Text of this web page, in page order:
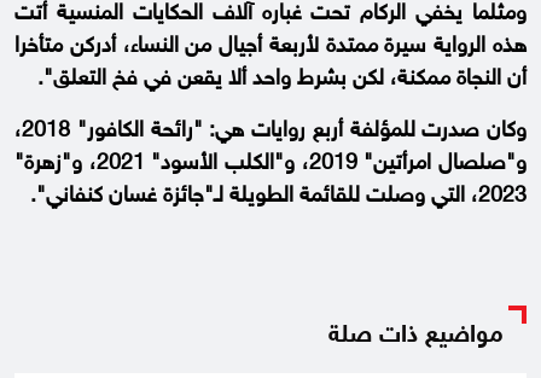
ومثلما يخفي الركام تحت غباره آلاف الحكايات المنسية أتت
هذه الرواية سيرة ممتدة لأربعة أجيال من النساء، أدركن متأخرا
أن النجاة ممكنة، لكن بشرط واحد ألا يقعن في فخ التعلق".
وكان صدرت للمؤلفة أربع روايات هي: "رائحة الكافور" 2018،
و"صلصال امرأتين" 2019، و"الكلب الأسود" 2021، و"زهرة"
2023، التي وصلت للقائمة الطويلة لـ"جائزة غسان كنفاني".
مواضيع ذات صلة